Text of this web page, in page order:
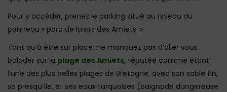
Pour y accéder, prenez le parking situé au niveau du
panneau « parc de loisirs des Amiets. »
Tant qu’à être sur place, ne manquez pas d’aller vous
balader sur la plage des Amiets, réputée comme étant
l’une des plus belles plages de Bretagne, avec son sable fin,
sa presqu’île, et ses eaux turquoises (baignade dangereuse